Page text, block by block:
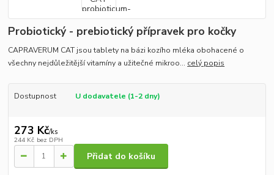
Probiotický - prebiotický přípravek pro kočky
CAPRAVERUM CAT jsou tablety na bázi kozího mléka obohacené o
všechny nejdůležitější vitamíny a užitečné mikroo... celý popis
Dostupnost U dodavatele (1-2 dny)
273 Kč/ks
244 Kč bez DPH
Přidat do košíku